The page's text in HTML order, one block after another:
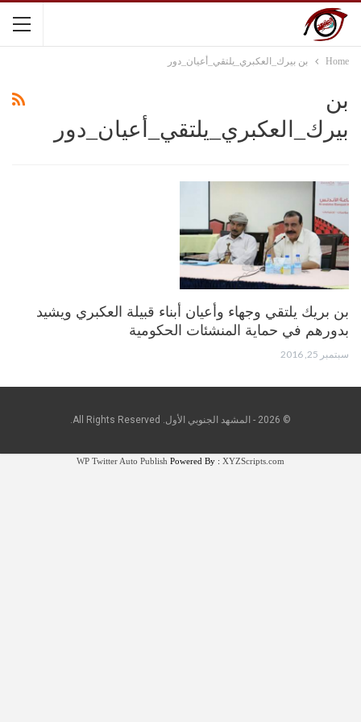
Home بن بيرك_العكبري_يلتقي_أعيان_دور
بن
بيرك_العكبري_يلتقي_أعيان_دور
بن بريك يلتقي وجهاء وأعيان أبناء قبيلة العكبري ويشيد
بدورهم في حماية المنشئات الحكومية
سبتمبر 25, 2016
© 2026 - المشهد الجنوبي الأول. All Rights Reserved.
WP Twitter Auto Publish Powered By : XYZScripts.com